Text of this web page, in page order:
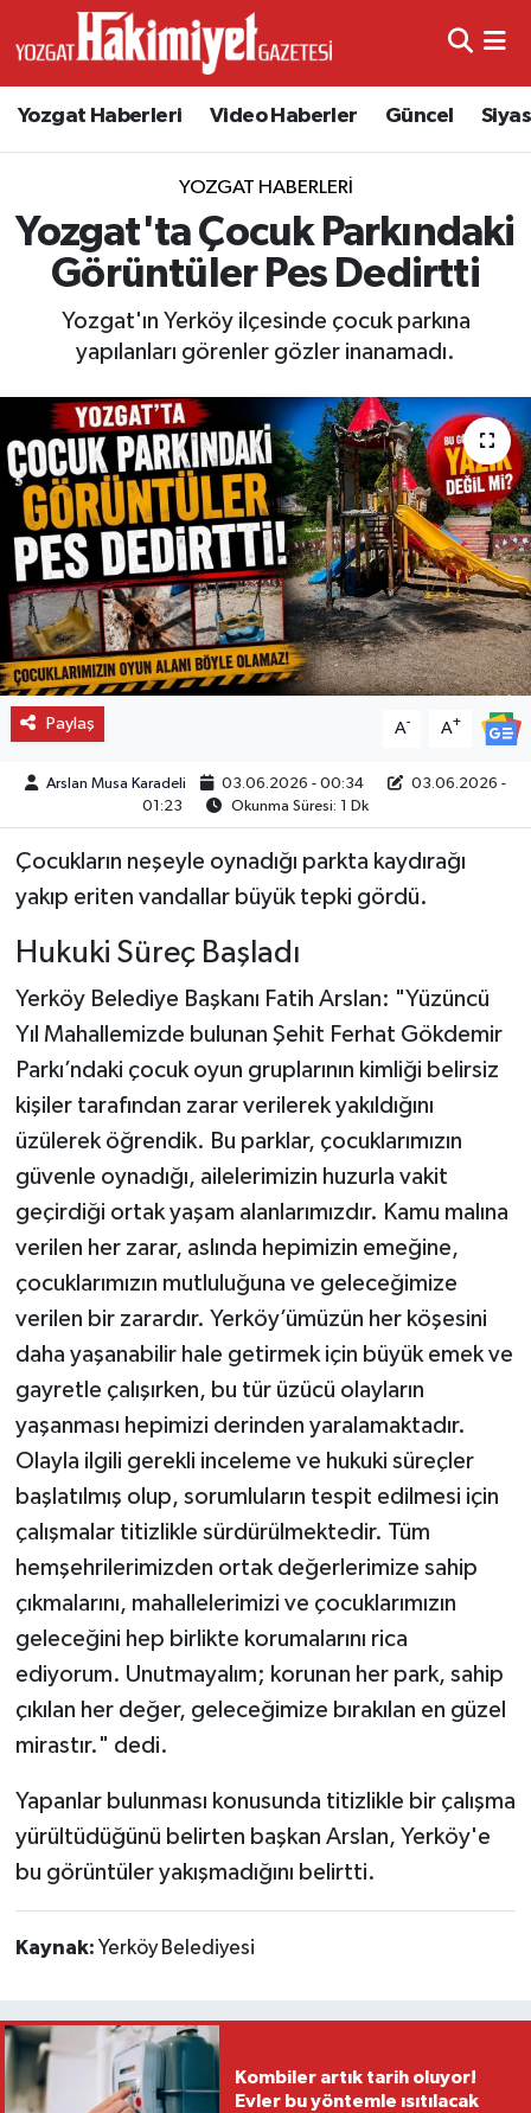
Yozgat Haberleri Video Haberler Güncel
YOZGAT HABERLERI
Yozgat'ta Çocuk Parkındaki
Görüntüler Pes Dedirtti
Yozgat'ın Yerköy ilçesinde çocuk parkına
yapılanları görenler gözler inanamadı.
Paylaş A- A+
Arslan Musa Karadeli 03.06.2026 - 00:34
03.06.2026 -
01:23
Okunma Süresi: 1 Dk
Çocukların neşeyle oynadığı parkta kaydırağı
yakıp eriten vandallar büyük tepki gördü.
Hukuki Süreç Başladı
Yerköy Belediye Başkanı Fatih Arslan: "Yüzüncü
Yıl Mahallemizde bulunan Şehit Ferhat Gökdemir
Parkı’ndaki çocuk oyun gruplarının kimliği belirsiz
kişiler tarafından zarar verilerek yakıldığını
üzülerek öğrendik. Bu parklar, çocuklarımızın
güvenle oynadığı, ailelerimizin huzurla vakit
geçirdiği ortak yaşam alanlarımızdır. Kamu malına
verilen her zarar, aslında hepimizin emeğine,
çocuklarımızın mutluluğuna ve geleceğimize
verilen bir zarardır. Yerköy’ümüzün her köşesini
daha yaşanabilir hale getirmek için büyük emek ve
gayretle çalışırken, bu tür üzücü olayların
yaşanması hepimizi derinden yaralamaktadır.
Olayla ilgili gerekli inceleme ve hukuki süreçler
başlatılmış olup, sorumluların tespit edilmesi için
çalışmalar titizlikle sürdürülmektedir. Tüm
hemşehrilerimizden ortak değerlerimize sahip
çıkmalarını, mahallelerimizi ve çocuklarımızın
geleceğini hep birlikte korumalarını rica
ediyorum. Unutmayalım; korunan her park, sahip
çıkılan her değer, geleceğimize bırakılan en güzel
mirastır." dedi.
Yapanlar bulunması konusunda titizlikle bir çalışma
yürültüdüğünü belirten başkan Arslan, Yerköy'e
bu görüntüler yakışmadığını belirtti.
Kaynak: Yerköy Belediyesi
Kombiler artık tarih oluyor!
Evler bu yöntemle ısıtılacak